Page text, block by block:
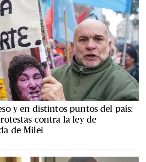
y en distintos puntos del país:
contra la ley de
de Milei